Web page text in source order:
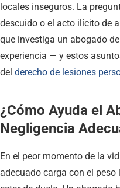
locales inseguros. La
descuido o el acto ilícito de
que investiga un abogado
experiencia — y estos
del derecho de lesiones
¿Cómo Ayuda el
Negligencia
En el peor momento de la
adecuado carga con el